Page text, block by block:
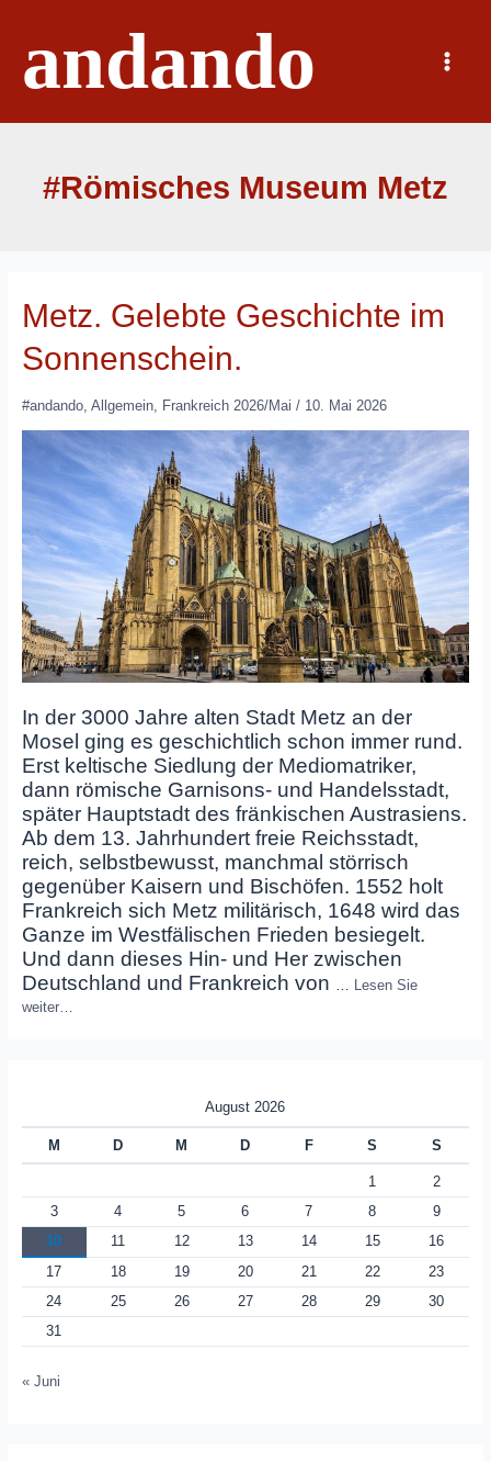
springenandando
Main
Menu
#Römisches Museum Metz
Metz. Gelebte Geschichte im
Sonnenschein.
#andando, Allgemein, Frankreich 2026/Mai / 10. Mai 2026
In der 3000 Jahre alten Stadt Metz an der
Mosel ging es geschichtlich schon immer rund.
Erst keltische Siedlung der Mediomatriker,
dann römische Garnisons‑ und Handelsstadt,
später Hauptstadt des fränkischen Austrasiens.
Ab dem 13. Jahrhundert freie Reichsstadt,
reich, selbstbewusst, manchmal störrisch
gegenüber Kaisern und Bischöfen. 1552 holt
Frankreich sich Metz militärisch, 1648 wird das
Ganze im Westfälischen Frieden besiegelt.
Und dann dieses Hin‑ und Her zwischen
Deutschland und Frankreich von … Lesen Sie
weiter…
August 2026
M D M D F S S
1
2
3
4 5 6 7 8
9
10
11 12 13 14 15
16
17
18 19 20 21 22
23
24
25 26 27 28 29
30
31
« Juni